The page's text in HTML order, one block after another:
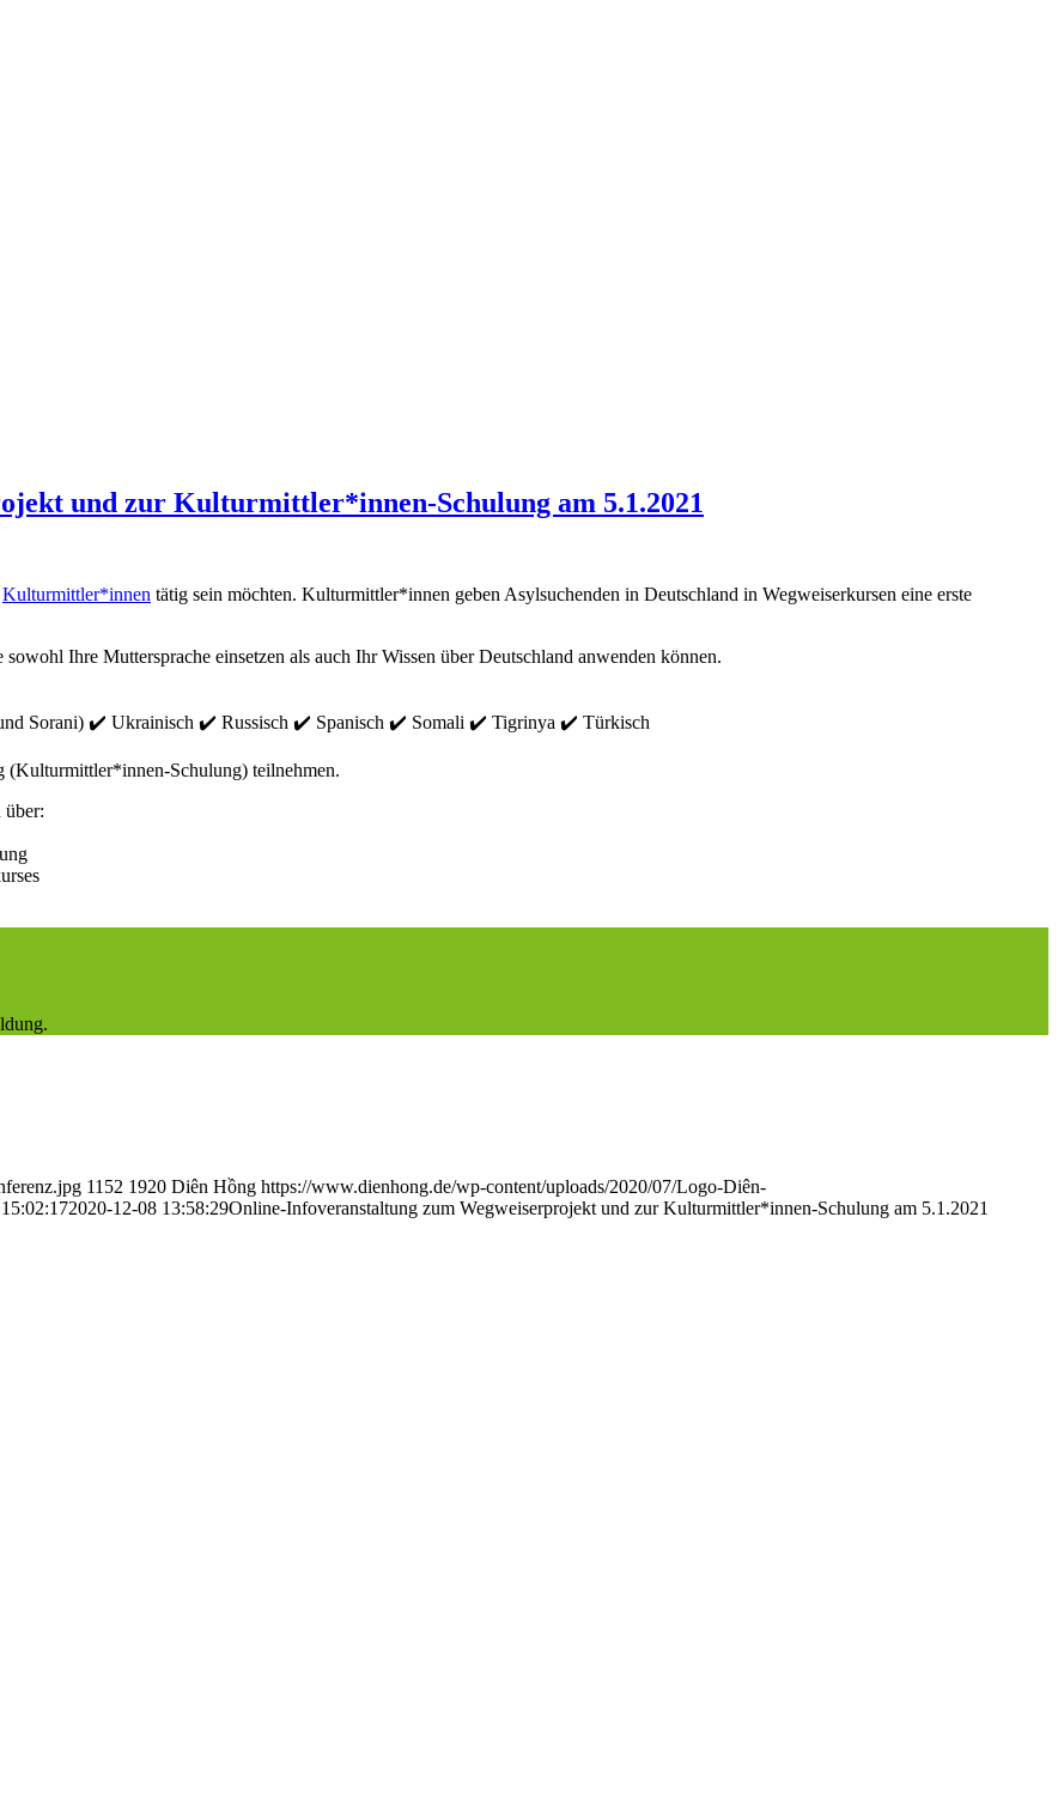
und zur Kulturmittler*innen-Schulung am 5.1.2021
Kulturmittler*innen tätig sein möchten. Kulturmittler*innen geben Asylsuchenden in Deutschland in Wegweiserkursen eine erste
Ihre Muttersprache einsetzen als auch Ihr Wissen über Deutschland anwenden können.
Sorani) ✔️ Ukrainisch ✔️ Russisch ✔️ Spanisch ✔️ Somali ✔️ Tigrinya ✔️ Türkisch
(Kulturmittler*innen-Schulung) teilnehmen.
1152 1920 Diên Hồng https://www.dienhong.de/wp-content/uploads/2020/07/Logo-Diên-
2020-12-08 13:58:29Online-Infoveranstaltung zum Wegweiserprojekt und zur Kulturmittler*innen-Schulung am 5.1.2021